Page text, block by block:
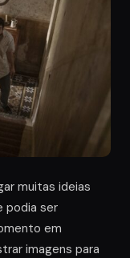
muitas ideias
podia ser
em
imagens para